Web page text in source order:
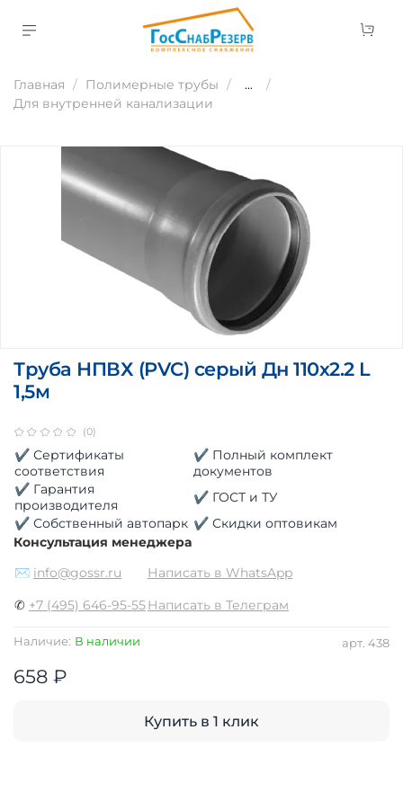
Главная Полимерные трубы
...
Для внутренней канализации
(0)
арт. 438
Наличие: В наличии
Труба НПВХ (PVC) серый Дн 110х2.2 L
1,5м
658 ₽
Купить в 1 клик
✔ Сертификаты
соответствия
✔ Полный комплект
документов
✔ Гарантия
производителя
✔ ГОСТ и ТУ
✔ Собственный автопарк ✔ Скидки оптовикам
Консультация менеджера
✉ info@gossr.ru
Написать в WhatsApp
✆ +7 (495) 646-95-55Написать в Телеграм